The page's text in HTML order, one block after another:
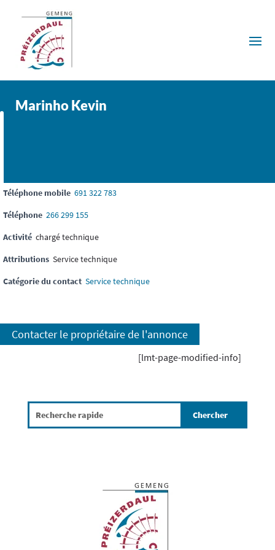
Marinho Kevin
Téléphone mobile 691 322 783
Téléphone 266 299 155
Activité chargé technique
Attributions Service technique
Catégorie du contact Service technique
Contacter le propriétaire de l'annonce
[lmt-page-modified-info]